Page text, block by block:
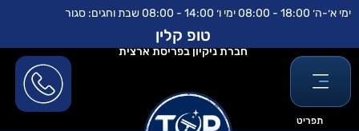
לתוכן
דילוג
ימי א׳-ה׳ 18:00 - 08:00 ימי ו׳ 14:00 - 08:00 שבת וחגים: סגור
תפריט
טופ קלין
חברת ניקיון בפריסת ארצית